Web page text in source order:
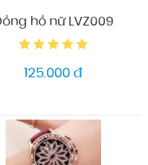
hồ nữ LVZ009
125.000 đ